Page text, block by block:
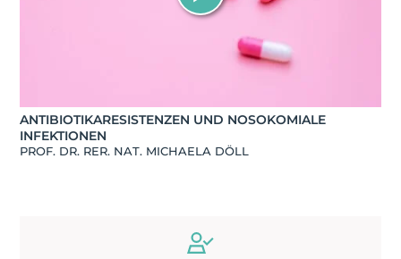
ANTIBIOTIKARESISTENZEN UND NOSOKOMIALE
INFEKTIONEN
PROF. DR. RER. NAT. MICHAELA DÖLL